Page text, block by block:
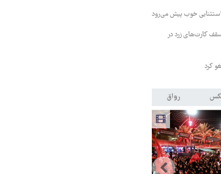
استثنایی خوب پیش می‌رود
کارت‌های زرد در
کرد
رواق